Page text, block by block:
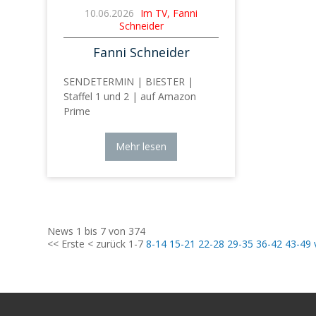
10.06.2026 Im TV, Fanni
Schneider
Fanni Schneider
SENDETERMIN | BIESTER |
Staffel 1 und 2 | auf Amazon
Prime
Mehr lesen
News 1 bis 7 von 374
<< Erste < zurück 1-7 8-14 15-21 22-28 29-35 36-42 43-49